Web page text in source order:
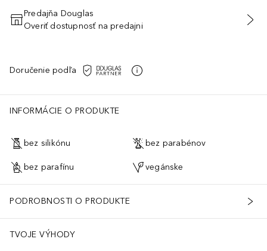
PRIDAŤ DO KOŠÍKA
Predajňa Douglas
Overiť dostupnosť na predajni
Doručenie podľa
INFORMÁCIE O PRODUKTE
bez silikónu bez parabénov
bez parafínu vegánske
PODROBNOSTI O PRODUKTE
TVOJE VÝHODY